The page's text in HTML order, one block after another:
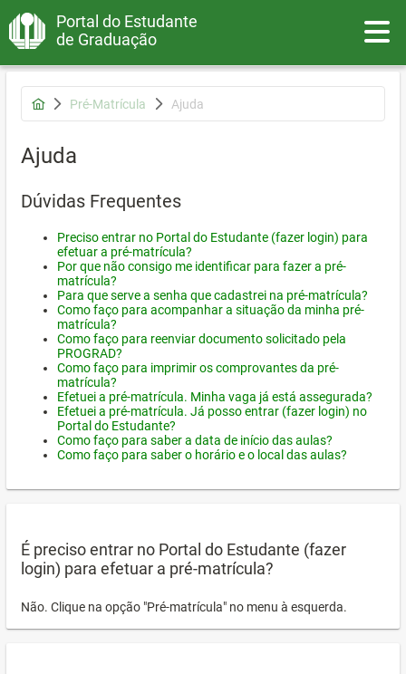
Portal do Estudante
de Graduação
Pré-Matrícula Ajuda
Ajuda
Dúvidas Frequentes
Preciso entrar no Portal do Estudante (fazer login) para
efetuar a pré-matrícula?
Por que não consigo me identificar para fazer a pré-
matrícula?
Para que serve a senha que cadastrei na pré-matrícula?
Como faço para acompanhar a situação da minha pré-
matrícula?
Como faço para reenviar documento solicitado pela
PROGRAD?
Como faço para imprimir os comprovantes da pré-
matrícula?
Efetuei a pré-matrícula. Minha vaga já está assegurada?
Efetuei a pré-matrícula. Já posso entrar (fazer login) no
Portal do Estudante?
Como faço para saber a data de início das aulas?
Como faço para saber o horário e o local das aulas?
É preciso entrar no Portal do Estudante (fazer
login) para efetuar a pré-matrícula?
Não. Clique na opção "Pré-matrícula" no menu à esquerda.